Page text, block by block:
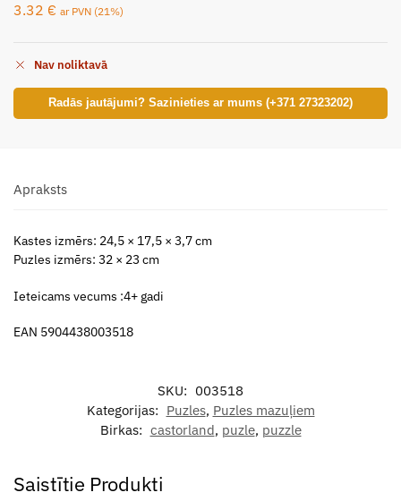
3.32 € ar PVN (21%)
Nav noliktavā
Radās jautājumi? Sazinieties ar mums (+371 27323202)
Apraksts
Kastes izmērs: 24,5 × 17,5 × 3,7 cm
Puzles izmērs: 32 × 23 cm
Ieteicams vecums :4+ gadi
EAN 5904438003518
SKU: 003518
Kategorijas: Puzles, Puzles mazuļiem
Birkas: castorland, puzle, puzzle
Saistītie Produkti